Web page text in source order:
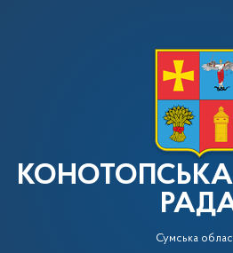
Сумська